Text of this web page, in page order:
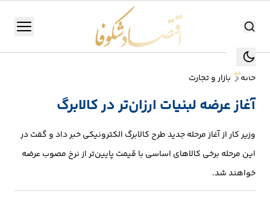
جستجو جستجو
منو
تولید
و
خانه بازار و تجارت
آغاز عرضه لبنیات ارزان‌تر در کالابرگ
وزیر کار از آغاز مرحله جدید طرح کالابرگ الکترونیکی خبر داد و گفت در
این مرحله برخی کالاهای اساسی با قیمت پایین‌تر از نرخ‌ مصوب عرضه
خواهند شد.